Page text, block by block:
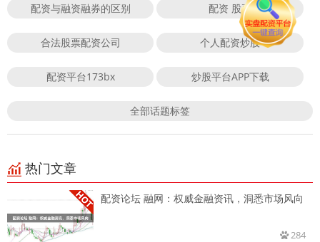
配资与融资融券的区别 配资 股票
合法股票配资公司 个人配资炒股
配资平台173bx 炒股平台APP下载
全部话题标签
热门文章
配资论坛 融网：权威金融资讯，洞悉市场风向
284